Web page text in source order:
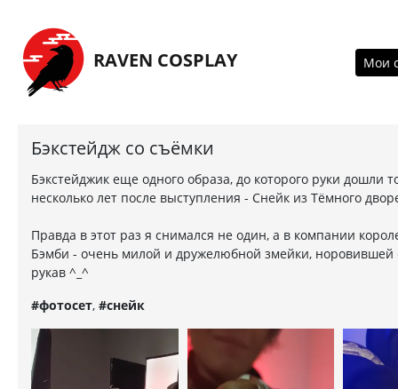
Перейти на главную страницу
RAVEN COSPLAY
Мои
Бэкстейдж со съёмки
Бэкстейджик еще одного образа, до которого руки дошли
несколько лет после выступления - Снейк из Тёмного
Правда в этот раз я снимался не один, а в компании
Бэмби - очень милой и дружелюбной змейки, норовившей
рукав ^_^
#фотосет, #снейк